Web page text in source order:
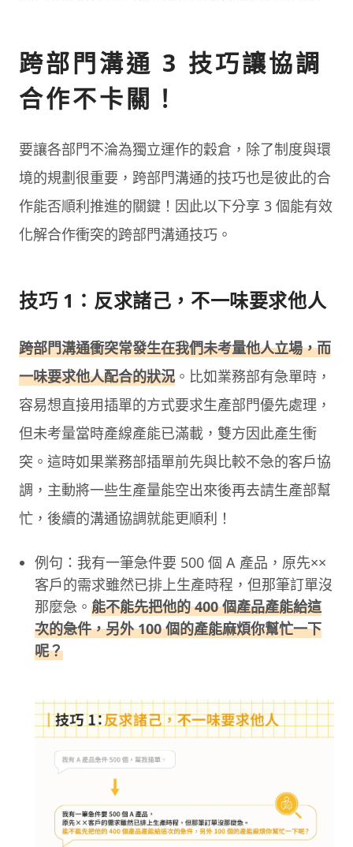
跨部門溝通 3 技巧讓協調
合作不卡關！
要讓各部門不淪為獨立運作的穀倉，除了制度與環
境的規劃很重要，跨部門溝通的技巧也是彼此的合
作能否順利推進的關鍵！因此以下分享 3 個能有效
化解合作衝突的跨部門溝通技巧。
技巧 1：反求諸己，不一味要求他人
跨部門溝通衝突常發生在我們未考量他人立場，而
一味要求他人配合的狀況 。比如業務部有急單時，
容易想直接用插單的方式要求生產部門優先處理，
但未考量當時產線產能已滿載，雙方因此產生衝
突。這時如果業務部插單前先與比較不急的客戶協
調，主動將一些生產量能空出來後再去請生產部幫
忙，後續的溝通協調就能更順利！
例句：我有一筆急件要 500 個 A 產品，原先××
客戶的需求雖然已排上生產時程，但那筆訂單沒
那麼急。 能不能先把他的 400 個產品產能給這
次的急件，另外 100 個的產能麻煩你幫忙一下
呢？